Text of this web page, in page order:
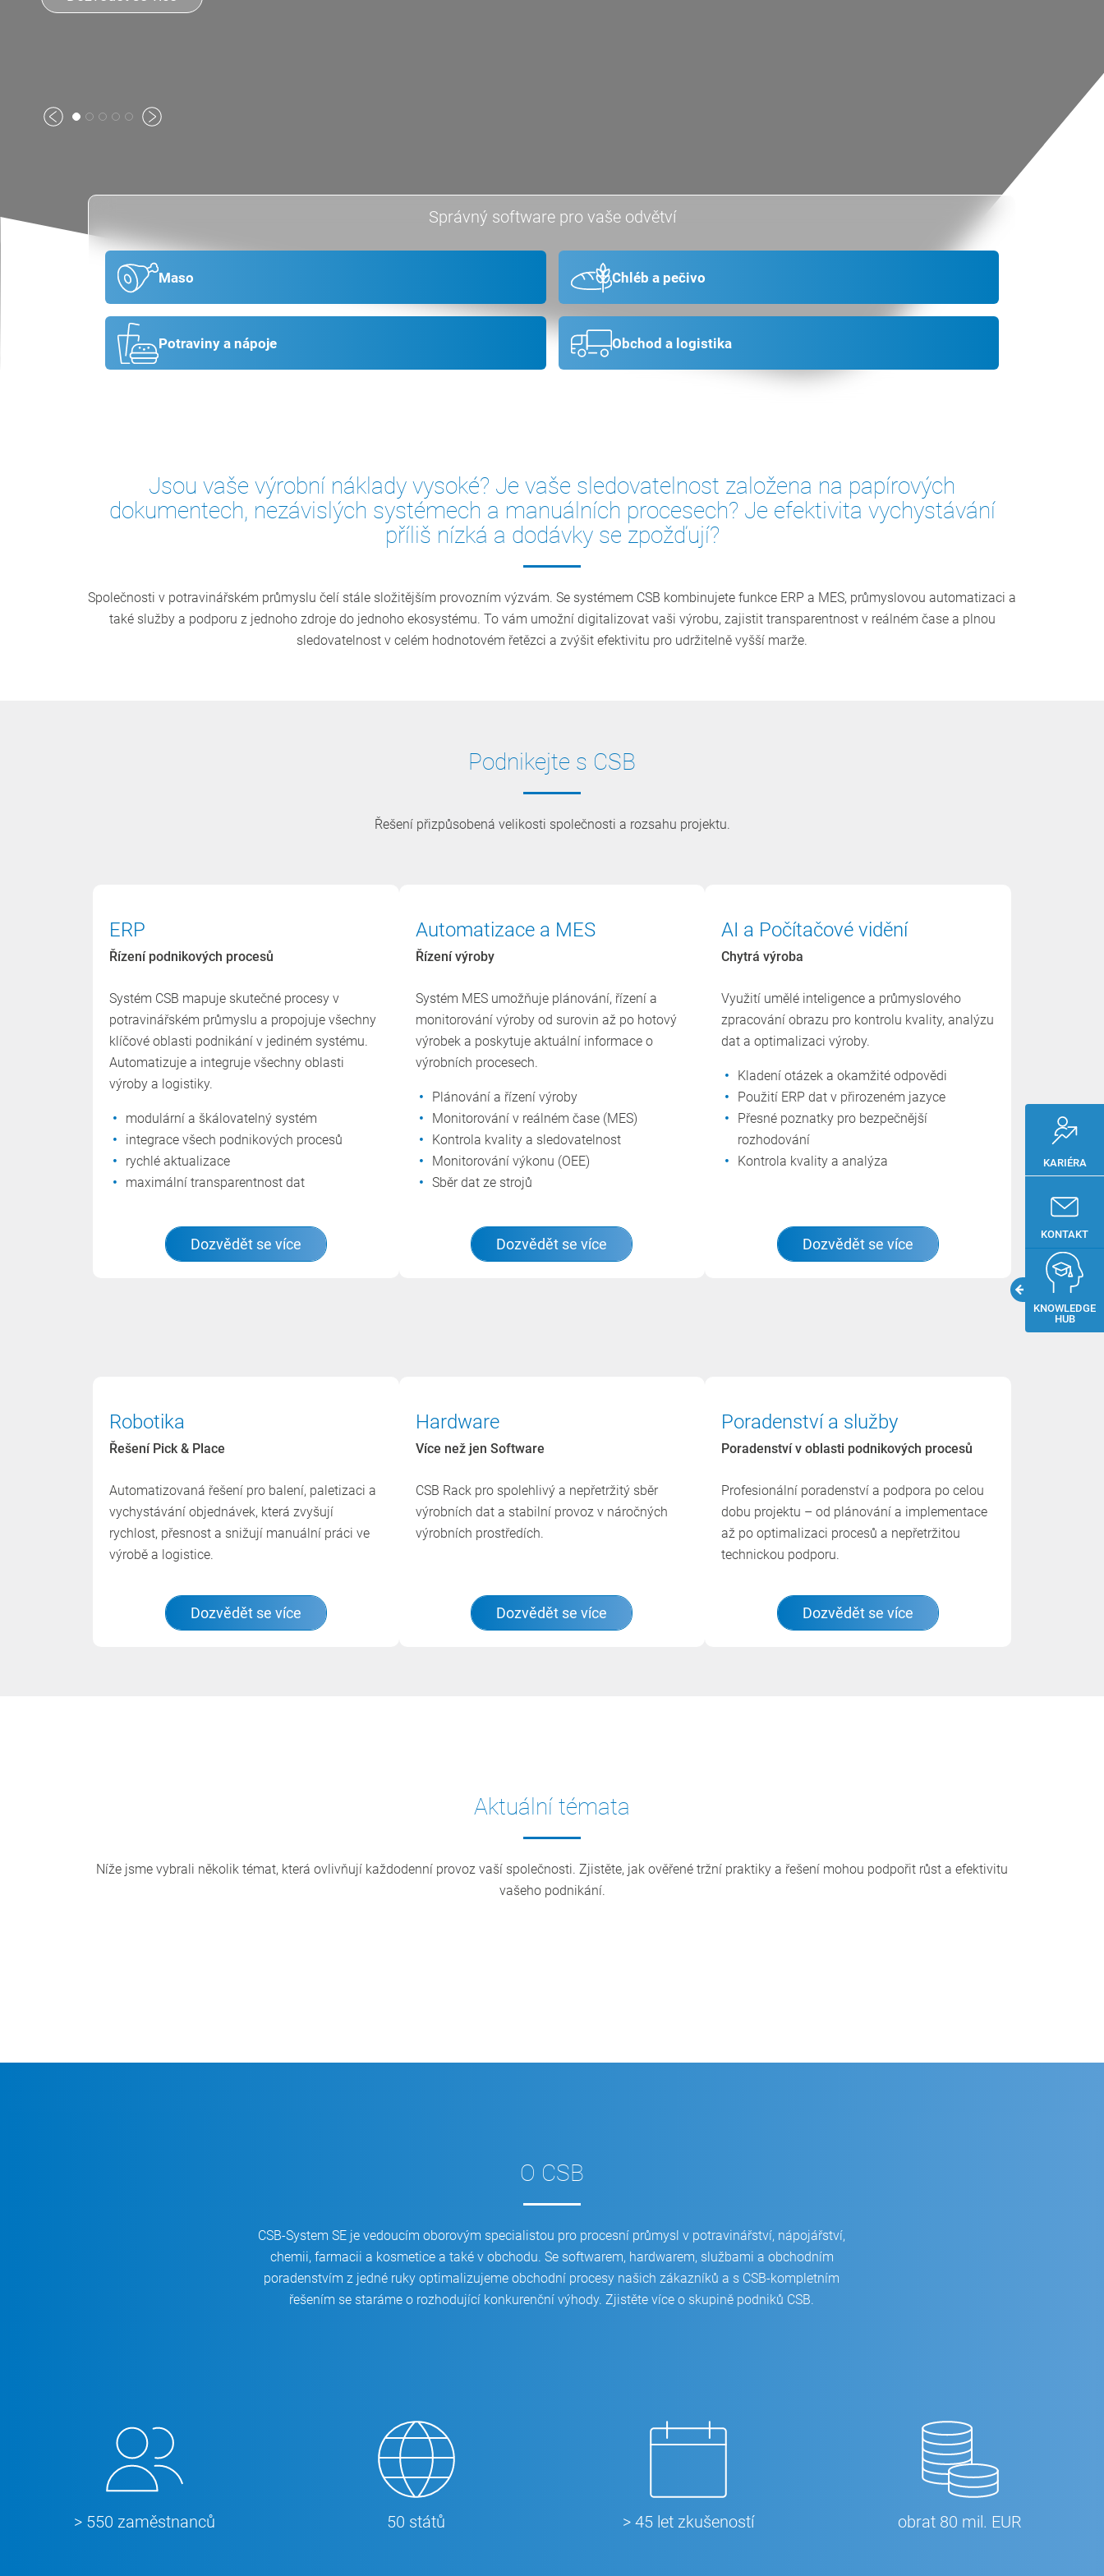
Previous Next
Správný software pro vaše odvětví
Maso Chléb a pečivo
Potraviny a nápoje Obchod a logistika
Jsou vaše výrobní náklady vysoké? Je vaše sledovatelnost založena na papírových
dokumentech, nezávislých systémech a manuálních procesech? Je efektivita vychystávání
příliš nízká a dodávky se zpožďují?
Společnosti v potravinářském průmyslu čelí stále složitějším provozním výzvám. Se systémem CSB kombinujete funkce ERP a MES, průmyslovou automatizaci a
také služby a podporu z jednoho zdroje do jednoho ekosystému. To vám umožní digitalizovat vaši výrobu, zajistit transparentnost v reálném čase a plnou
sledovatelnost v celém hodnotovém řetězci a zvýšit efektivitu pro udržitelně vyšší marže.
Podnikejte s CSB
Řešení přizpůsobená velikosti společnosti a rozsahu projektu.
ERP
Řízení podnikových procesů
Systém CSB mapuje skutečné procesy v
potravinářském průmyslu a propojuje všechny
klíčové oblasti podnikání v jediném systému.
Automatizuje a integruje všechny oblasti
výroby a logistiky.
modulární a škálovatelný systém
integrace všech podnikových procesů
rychlé aktualizace
maximální transparentnost dat
Dozvědět se více
Automatizace a MES
Řízení výroby
Systém MES umožňuje plánování, řízení a
monitorování výroby od surovin až po hotový
výrobek a poskytuje aktuální informace o
výrobních procesech.
Plánování a řízení výroby
Monitorování v reálném čase (MES)
Kontrola kvality a sledovatelnost
Monitorování výkonu (OEE)
Sběr dat ze strojů
Dozvědět se více
AI a Počítačové vidění
Chytrá výroba
Využití umělé inteligence a průmyslového
zpracování obrazu pro kontrolu kvality, analýzu
dat a optimalizaci výroby.
Kladení otázek a okamžité odpovědi
Použití ERP dat v přirozeném jazyce
Přesné poznatky pro bezpečnější
rozhodování
Kontrola kvality a analýza
Dozvědět se více
Robotika
Řešení Pick & Place
Automatizovaná řešení pro balení, paletizaci a
vychystávání objednávek, která zvyšují
rychlost, přesnost a snižují manuální práci ve
výrobě a logistice.
Dozvědět se více
Hardware
Více než jen Software
CSB Rack pro spolehlivý a nepřetržitý sběr
výrobních dat a stabilní provoz v náročných
výrobních prostředích.
Dozvědět se více
Poradenství a služby
Poradenství v oblasti podnikových procesů
Profesionální poradenství a podpora po celou
dobu projektu – od plánování a implementace
až po optimalizaci procesů a nepřetržitou
technickou podporu.
Dozvědět se více
Aktuální témata
Níže jsme vybrali několik témat, která ovlivňují každodenní provoz vaší společnosti. Zjistěte, jak ověřené tržní praktiky a řešení mohou podpořit růst a efektivitu
vašeho podnikání.
O CSB
CSB-System SE je vedoucím oborovým specialistou pro procesní průmysl v potravinářství, nápojářství,
chemii, farmacii a kosmetice a také v obchodu. Se softwarem, hardwarem, službami a obchodním
poradenstvím z jedné ruky optimalizujeme obchodní procesy našich zákazníků a s CSB-kompletním
řešením se staráme o rozhodující konkurenční výhody. Zjistěte více o skupině podniků CSB.
> 550 zaměstnanců 50 států > 45 let zkušeností obrat 80 mil. EUR
KARIÉRA
KONTAKT
KNOWLEDGE
HUB